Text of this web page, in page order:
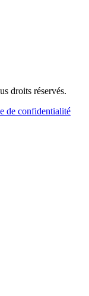
droits réservés.
de confidentialité